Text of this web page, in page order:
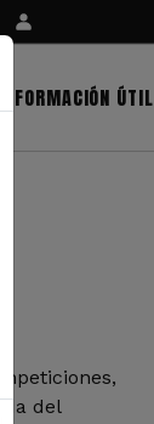
INFORMACIÓN ÚTIL
del